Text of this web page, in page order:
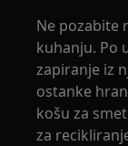
Ne pozabite
kuhanju. Po
zapiranje iz
ostanke
košu za
za